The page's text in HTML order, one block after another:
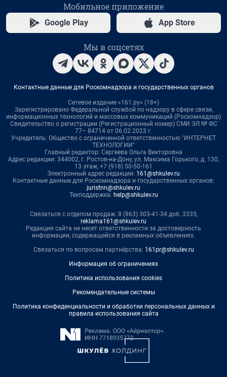
Мобильное приложение
Google Play App Store
Мы в соцсетях
Контактные данные для Роскомнадзора и государственных органов
Сетевое издание «161.ру» (18+)
Зарегистрировано Федеральной службой по надзору в сфере связи,
информационных технологий и массовых коммуникаций (Роскомнадзор)
Свидетельство о регистрации (Регистрационный номер) СМИ ЭЛ № ФС
77– 84714 от 06.02.2023 г.
Учредитель: Общество с ограниченной ответственностью "ИНТЕРНЕТ
ТЕХНОЛОГИИ"
Главный редактор: Сергеева Ольга Викторовна
Адрес редакции: 344002, г. Ростов-на-Дону, ул. Максима Горького, д. 130,
13 этаж, +7 (918) 50-50-161
Электронный адрес редакции: 161@shkulev.ru
Контактные данные для Роскомнадзора и государственных органов:
juristnn@shkulev.ru
Техподдержка: help@shkulev.ru
Связаться с отделом продаж: 8 (863) 303-41-34 доб. 3335,
reklama161@shkulev.ru
Редакция сайта не несет ответственности за достоверность
информации, содержащейся в рекламных объявлениях.
Связаться по вопросам партнёрства: 161pr@shkulev.ru
Информация об ограничениях
Политика использования cookies
Рекомендательные системы
Политика конфиденциальности и обработки персональных данных и
правила использования сайта